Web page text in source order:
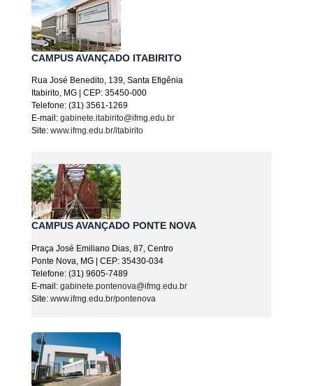
CAMPUS AVANÇADO ITABIRITO
Rua José Benedito, 139, Santa Efigênia
Itabirito, MG | CEP: 35450-000
Telefone: (31) 3561-1269
E-mail: gabinete.itabirito@ifmg.edu.br
Site: www.ifmg.edu.br/itabirito
CAMPUS AVANÇADO PONTE NOVA
Praça José Emiliano Dias, 87, Centro
Ponte Nova, MG | CEP: 35430-034
Telefone: (31) 9605-7489
E-mail: gabinete.pontenova@ifmg.edu.br
Site: www.ifmg.edu.br/pontenova